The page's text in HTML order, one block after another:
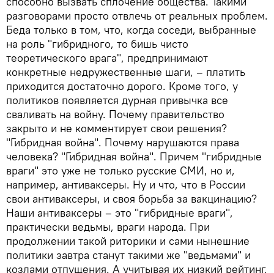
разговорами просто отвлечь от реальных проблем.
Беда только в том, что, когда соседи, выбранные
на роль "гибридного, то бишь чисто
теоретического врага", предпринимают
конкретные недружественные шаги, – платить
приходится достаточно дорого. Кроме того, у
политиков появляется дурная привычка все
сваливать на войну. Почему правительство
закрыто и не комментирует свои решения?
"Гибридная война". Почему нарушаются права
человека? "Гибридная война". Причем "гибридные
враги" это уже не только русские СМИ, но и,
например, антиваксеры. Ну и что, что в России
свои антиваксеры, и своя борьба за вакцинацию?
Наши антиваксеры – это "гибридные враги",
практически ведьмы, враги народа. При
продолжении такой риторики и сами нынешние
политики завтра станут такими же "ведьмами" и
козлами отпущения. А учитывая их низкий рейтинг,